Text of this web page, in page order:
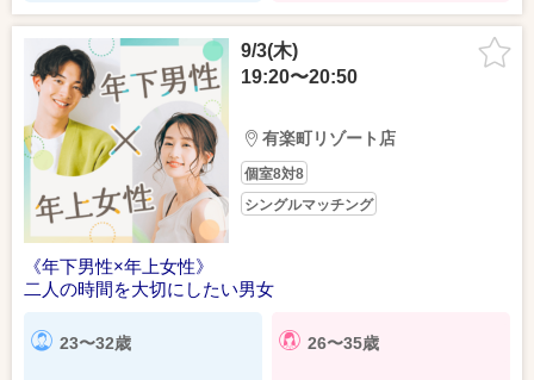
9/3(木)
19:20〜20:50
有楽町リゾート店
個室8対8
シングルマッチング
《年下男性×年上女性》
二人の時間を大切にしたい男女
23〜32歳 26〜35歳